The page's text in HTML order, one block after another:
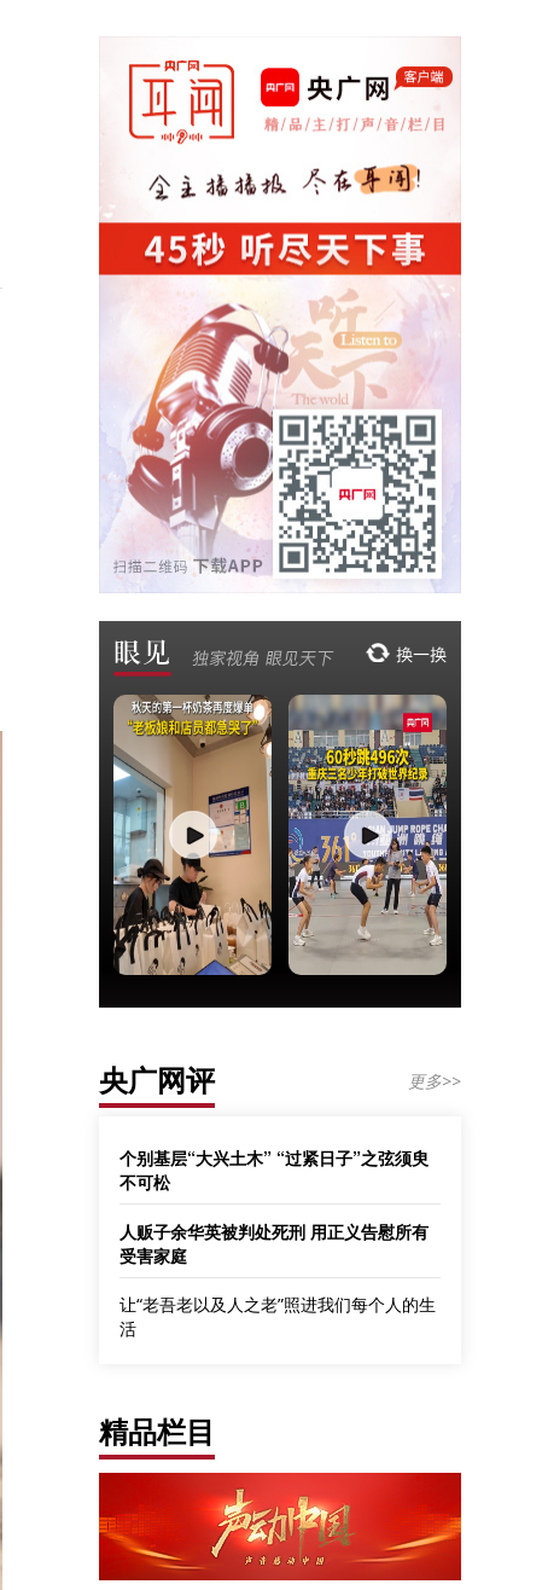
央广网评 更多>>
个别基层“大兴土木” “过紧日子”之弦须臾
不可松
人贩子余华英被判处死刑 用正义告慰所有
受害家庭
让“老吾老以及人之老”照进我们每个人的生
活
精品栏目